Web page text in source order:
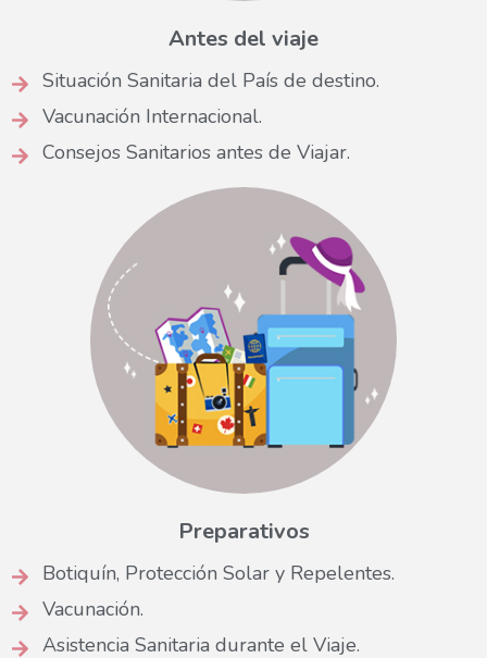
Antes del viaje
Situación Sanitaria del País de destino.
Vacunación Internacional.
Consejos Sanitarios antes de Viajar.
Preparativos
Botiquín, Protección Solar y Repelentes.
Vacunación.
Asistencia Sanitaria durante el Viaje.